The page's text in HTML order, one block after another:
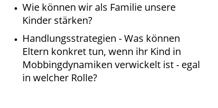
Wie können wir als Familie unsere
Kinder stärken?
Handlungsstrategien - Was können
Eltern konkret tun, wenn ihr Kind in
Mobbingdynamiken verwickelt ist - egal
in welcher Rolle?